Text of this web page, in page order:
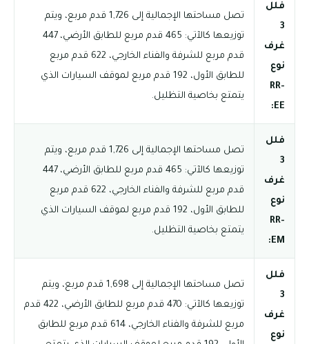
فلل
3
غرف
نوع
RR-
EE:
تصل مساحتها الإجمالية إلى 1,726 قدم مربع، ويتم
توزيعها كالآتي: 465 قدم مربع للطابق الأرضي، 447
قدم مربع للشرفة والفناء الخارجي، 622 قدم مربع
للطابق الأول، 192 قدم مربع لموقف السيارات الذي
يتمتع بخاصية التظليل.
فلل
3
غرف
نوع
RR-
EM:
تصل مساحتها الإجمالية إلى 1,726 قدم مربع، ويتم
توزيعها كالآتي: 465 قدم مربع للطابق الأرضي، 447
قدم مربع للشرفة والفناء الخارجي، 622 قدم مربع
للطابق الأول، 192 قدم مربع لموقف السيارات الذي
يتمتع بخاصية التظليل.
فلل
3
غرف
نوع
تصل مساحتها الإجمالية إلى 1,698 قدم مربع، ويتم
توزيعها كالآتي: 470 قدم مربع للطابق الأرضي، 422 قدم
مربع للشرفة والفناء الخارجي، 614 قدم مربع للطابق